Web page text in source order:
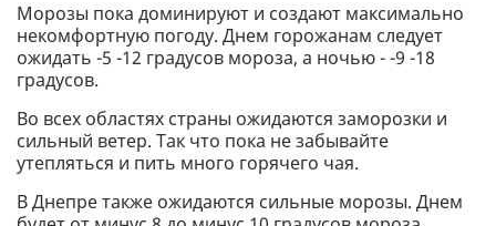
Морозы пока доминируют и создают максимально
некомфортную погоду. Днем горожанам следует
ожидать -5 -12 градусов мороза, а ночью - -9 -18
градусов.
Во всех областях страны ожидаются заморозки и
сильный ветер. Так что пока не забывайте
утепляться и пить много горячего чая.
В Днепре также ожидаются сильные морозы. Днем